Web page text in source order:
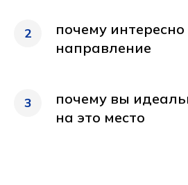
2
почему интересно
направление
3
почему вы
на это место